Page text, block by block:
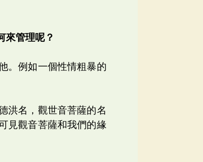
來管理呢？
。例如一個性情粗暴的
洪名，觀世音菩薩的名
見觀音菩薩和我們的緣